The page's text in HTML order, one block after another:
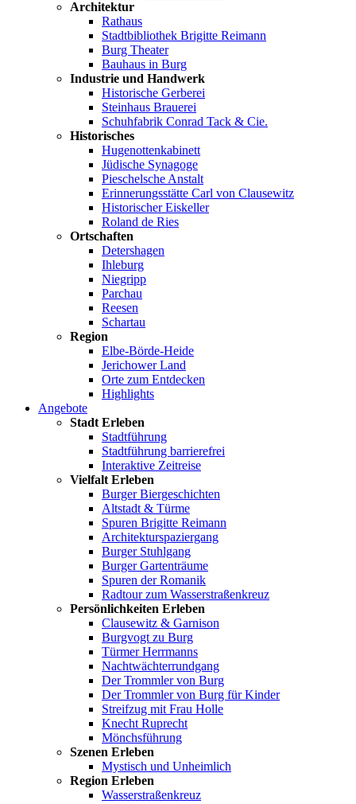
Architektur
Rathaus
Stadtbibliothek Brigitte Reimann
Burg Theater
Bauhaus in Burg
Industrie und Handwerk
Historische Gerberei
Steinhaus Brauerei
Schuhfabrik Conrad Tack & Cie.
Historisches
Hugenottenkabinett
Jüdische Synagoge
Pieschelsche Anstalt
Erinnerungsstätte Carl von Clausewitz
Historischer Eiskeller
Roland de Ries
Ortschaften
Detershagen
Ihleburg
Niegripp
Parchau
Reesen
Schartau
Region
Elbe-Börde-Heide
Jerichower Land
Orte zum Entdecken
Highlights
Angebote
Stadt Erleben
Stadtführung
Stadtführung barrierefrei
Interaktive Zeitreise
Vielfalt Erleben
Burger Biergeschichten
Altstadt & Türme
Spuren Brigitte Reimann
Architekturspaziergang
Burger Stuhlgang
Burger Gartenträume
Spuren der Romanik
Radtour zum Wasserstraßenkreuz
Persönlichkeiten Erleben
Clausewitz & Garnison
Burgvogt zu Burg
Türmer Herrmanns
Nachtwächterrundgang
Der Trommler von Burg
Der Trommler von Burg für Kinder
Streifzug mit Frau Holle
Knecht Ruprecht
Mönchsführung
Szenen Erleben
Mystisch und Unheimlich
Region Erleben
Wasserstraßenkreuz